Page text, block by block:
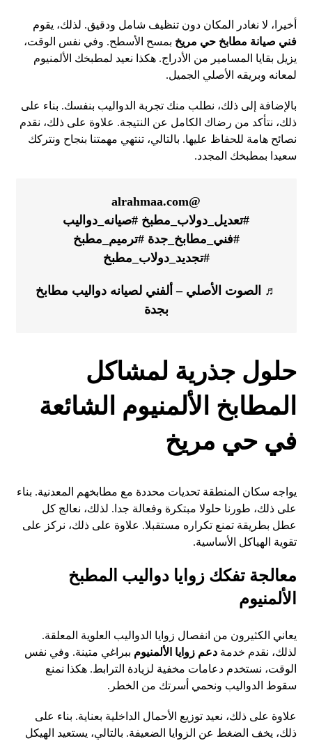
أخيرا، لا نغادر المكان دون تنظيف شامل ودقيق. لذلك، يقوم
فني صيانة مطابخ حي مريخ بمسح الأسطح. وفي نفس الوقت،
يزيل بقايا المسامير من الأدراج. هكذا نعيد لمطبخك الألمنيوم
لمعانه وبريقه الأصلي الجميل.
بالإضافة إلى ذلك، نطلب منك تجربة الدواليب بنفسك. بناء على
ذلك، نتأكد من رضاك الكامل عن النتيجة. علاوة على ذلك، نقدم
نصائح هامة للحفاظ عليها. بالتالي، تنتهي مهمتنا بنجاح ونتركك
سعيدا بمطبخك المجدد.
@alrahmaa.com
#تعديل_دولاب_مطبخ #صيانه_دواليب
#فني_مطابخ_جدة #ترميم_مطبخ
#تجديد_دولاب_مطبخ
♬ الصوت الأصلي – ألفني لصيانه دواليب مطابخ
بجدة
حلول جذرية لمشاكل
المطابخ الألمنيوم الشائعة
في حي مريخ
يواجه سكان المنطقة تحديات محددة مع مطابخهم المعدنية. بناء
على ذلك، طورنا حلولا مبتكرة وفعالة جدا. لذلك، نعالج كل
عطل بطريقة تمنع تكراره مستقبلا. علاوة على ذلك، نركز على
تقوية الهياكل الأساسية.
معالجة تفكك زوايا دواليب المطبخ
الألمنيوم
يعاني الكثيرون من انفصال زوايا الدواليب العلوية المعلقة.
لذلك، نقدم خدمةدعم زوايا الألمنيوم ببراغي متينة. وفي نفس
الوقت، نستخدم دعامات مخفية لزيادة الترابط. هكذا نمنع
سقوط الدواليب ونحمي أسرتك من الخطر.
علاوة على ذلك، نعيد توزيع الأحمال الداخلية بعناية. بناء على
ذلك، يخف الضغط عن الزوايا الضعيفة. بالتالي، يستعيد الهيكل